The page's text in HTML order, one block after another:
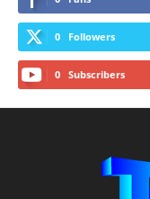
0 Followers
0 Subscribers